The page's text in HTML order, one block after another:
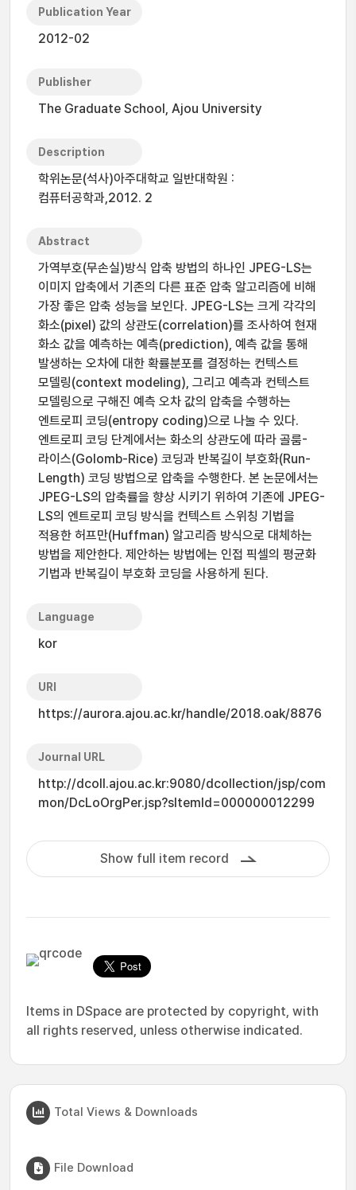
Publication Year
2012-02
Publisher
The Graduate School, Ajou University
Description
학위논문(석사)아주대학교 일반대학원 :
컴퓨터공학과,2012. 2
Abstract
가역부호(무손실)방식 압축 방법의 하나인 JPEG-LS는
이미지 압축에서 기존의 다른 표준 압축 알고리즘에 비해
가장 좋은 압축 성능을 보인다. JPEG-LS는 크게 각각의
화소(pixel) 값의 상관도(correlation)를 조사하여 현재
화소 값을 예측하는 예측(prediction), 예측 값을 통해
발생하는 오차에 대한 확률분포를 결정하는 컨텍스트
모델링(context modeling), 그리고 예측과 컨텍스트
모델링으로 구해진 예측 오차 값의 압축을 수행하는
엔트로피 코딩(entropy coding)으로 나눌 수 있다.
엔트로피 코딩 단계에서는 화소의 상관도에 따라 골룸-
라이스(Golomb-Rice) 코딩과 반복길이 부호화(Run-
Length) 코딩 방법으로 압축을 수행한다. 본 논문에서는
JPEG-LS의 압축률을 향상 시키기 위하여 기존에 JPEG-
LS의 엔트로피 코딩 방식을 컨텍스트 스위칭 기법을
적용한 허프만(Huffman) 알고리즘 방식으로 대체하는
방법을 제안한다. 제안하는 방법에는 인접 픽셀의 평균화
기법과 반복길이 부호화 코딩을 사용하게 된다.
Language
kor
URI
https://aurora.ajou.ac.kr/handle/2018.oak/8876
Journal URL
http://dcoll.ajou.ac.kr:9080/dcollection/jsp/com
mon/DcLoOrgPer.jsp?sItemId=000000012299
Show full item record
Items in DSpace are protected by copyright, with
all rights reserved, unless otherwise indicated.
Total Views & Downloads
File Download